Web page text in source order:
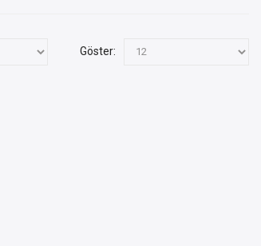
Göster: